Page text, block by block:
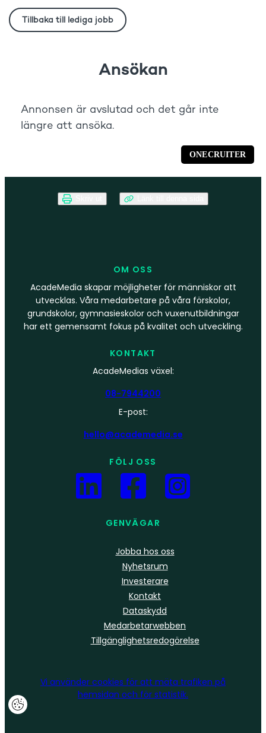
OM OSS
AcadeMedia skapar möjligheter för människor att
utvecklas. Våra medarbetare på våra förskolor,
grundskolor, gymnasieskolor och vuxenutbildningar
har ett gemensamt fokus på kvalitet och utveckling.
KONTAKT
AcadeMedias växel:
08-7944200
E-post:
hello@academedia.se
FÖLJ OSS
GENVÄGAR
Jobba hos oss
Nyhetsrum
Investerare
Kontakt
Dataskydd
Medarbetarwebben
Tillgänglighetsredogörelse
Vi använder cookies för att mäta trafiken på
hemsidan och för statistik.